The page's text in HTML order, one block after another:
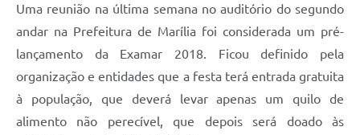
Uma reunião na última semana no auditório do segundo
andar na Prefeitura de Marília foi considerada um pré-
lançamento da Examar 2018. Ficou definido pela
organização e entidades que a festa terá entrada gratuita
à população, que deverá levar apenas um quilo de
alimento não perecível, que depois será doado às